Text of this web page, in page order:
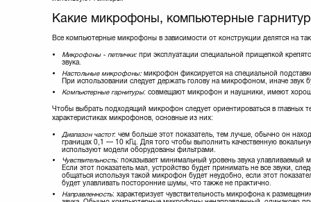
SteelSeries(18)
TRUST(28)
Vinga(10)
Какие микрофоны, компьютерные
Все компьютерные микрофоны в зависимости от конструкции делятся на
Микрофоны - петлички:при эксплуатации специальной прищепкой
звука.
Настольные микрофоны:микрофон фиксируется на специальной
При использовании следует держать голову на микрофоном, иначе звук
Компьютерные гарнитуры: совмещают микрофон и наушники, имеют
Чтобы выбрать подходящий микрофон следует ориентироваться в главных
характеристиках микрофонов, основные из них:
Диапазон частот: чем больше этот показатель, тем лучше, обычно он
границах 0,1 — 10 кГц. Для того чтобы выполнить качественную
используют модели оборудованы фильтрами.
Чувствительность: показывает минимальный уровень звука улавливаемый
Если этот показатель мал, устройство будет принимать не все звуки,
общаться используя такой микрофон будет неудобно, если этот
будет улавливать посторонние шумы, что также не практично.
Направленность: характеризует чувствительность микрофона к